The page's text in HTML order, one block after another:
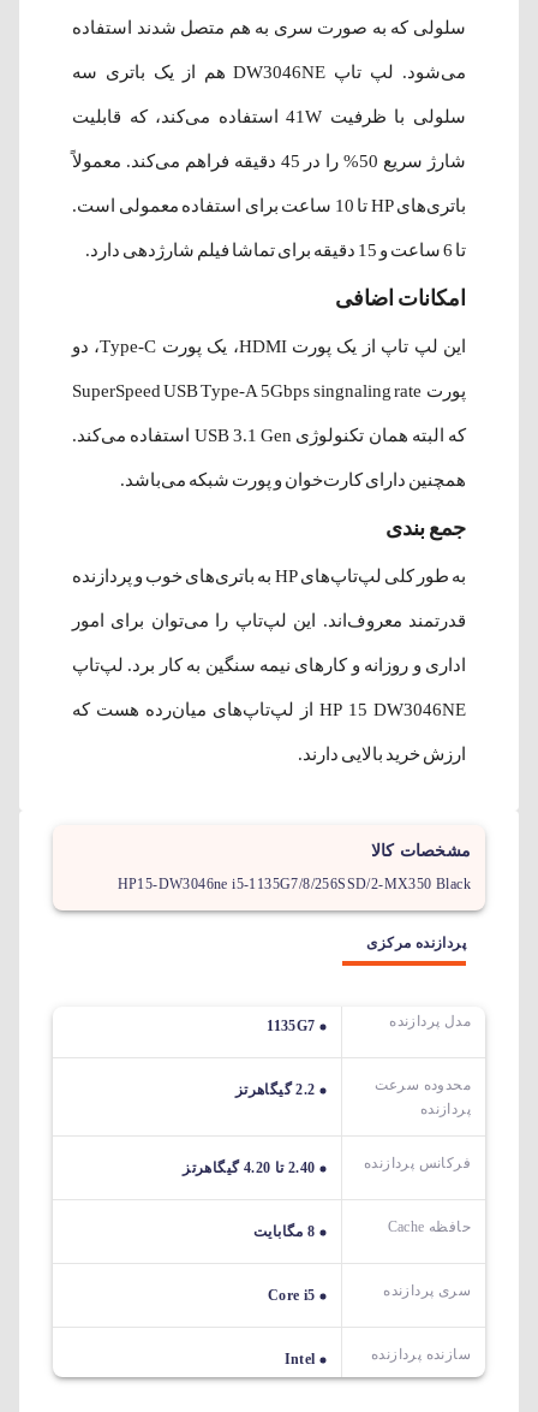
سلولی که به صورت سری به هم متصل شدند استفاده
می‌شود. لپ تاپ DW3046NE هم از یک باتری سه
سلولی با ظرفیت 41W استفاده می‌کند، که قابلیت
شارژ سریع 50% را در 45 دقیقه فراهم می‌کند. معمولاً
باتری‌های HP تا 10 ساعت برای استفاده معمولی است.
تا 6 ساعت و 15 دقیقه برای تماشا فیلم شارژ‌دهی دارد.
امکانات اضافی
این لپ تاپ از یک پورت HDMI، یک پورت Type-C، دو
پورت SuperSpeed USB Type-A 5Gbps singnaling rate
که البته همان تکنولوژی USB 3.1 Gen استفاده می‌کند.
همچنین دارای کارت‌خوان و پورت شبکه می‌باشد.
جمع بندی
به طور کلی لپ‌تاپ‌های HP به باتری‌های خوب و پردازنده
قدرتمند معروف‌اند. این لپ‌تاپ را می‌توان برای امور
اداری و روزانه و کارهای نیمه سنگین به کار برد. لپ‌تاپ
HP 15 DW3046NE از لپ‌تاپ‌های میان‌رده هست که
ارزش خرید بالایی دارند.
مشخصات کالا
HP15-DW3046ne i5-1135G7/8/256SSD/2-MX350 Black
پردازنده مرکزی
مدل پردازنده 1135G7
محدوده سرعت
پردازنده
2.2 گیگاهرتز
فرکانس پردازنده 2.40 تا 4.20 گیگاهرتز
حافظه Cache 8 مگابایت
سری پردازنده Core i5
سازنده پردازنده Intel